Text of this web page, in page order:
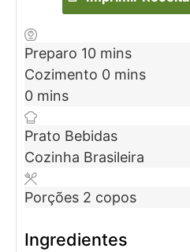
Preparo 10 mins
Cozimento 0 mins
0 mins
Prato Bebidas
Cozinha Brasileira
Porções 2 copos
Ingredientes